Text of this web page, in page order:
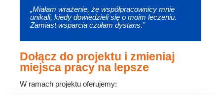
„Miałam wrażenie, że współpracownicy mnie
unikali, kiedy dowiedzieli się o moim leczeniu.
Zamiast wsparcia czułam dystans.”
Dołącz do projektu i zmieniaj
miejsca pracy na lepsze
W ramach projektu oferujemy: